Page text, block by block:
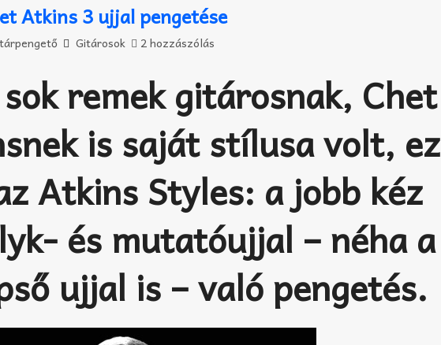
Atkins 3 ujjal pengetése
Gitárosok 2 hozzászólás
remek gitárosnak, Chet
is saját stílusa volt, ez
Atkins Styles: a jobb kéz
és mutatóujjal – néha a
ujjal is – való pengetés.